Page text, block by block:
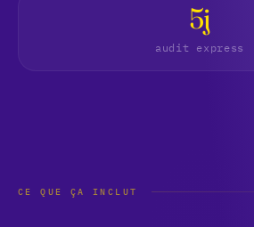
5j
audit express
CE QUE ÇA INCLUT